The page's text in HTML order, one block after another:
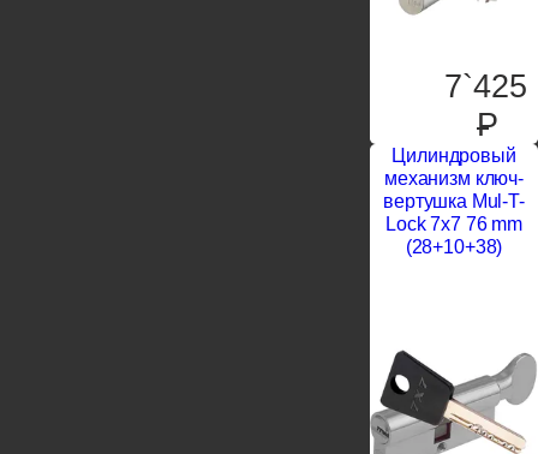
7`425
P
Цилиндровый
механизм ключ-
вертушка Mul-T-
Lock 7x7 76 mm
(28+10+38)